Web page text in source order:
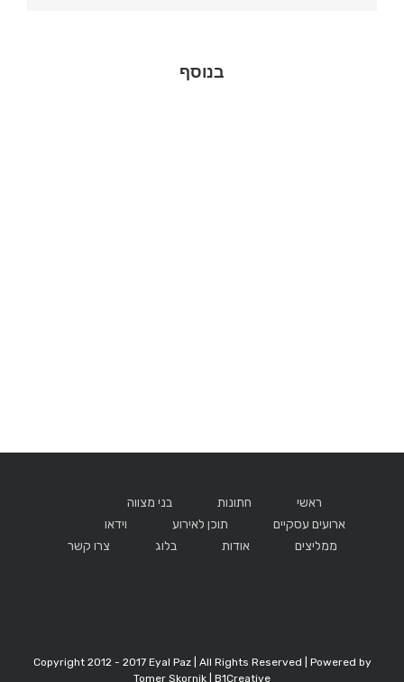
בנוסף
ראשי חתונות
בני מצווה
ארועים עסקיים
תוכן לאירוע
וידאו
ממליצים
אודות בלוג צרו קשר
Copyright 2012 - 2017 Eyal Paz | All Rights Reserved | Powered by
Tomer Skornik | B1Creative